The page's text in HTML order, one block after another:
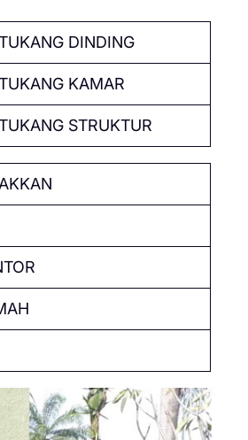
DINDING
KAMAR
STRUKTUR